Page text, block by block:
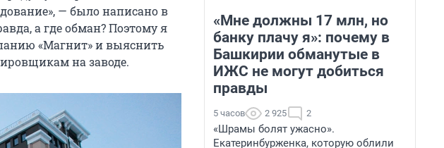
— было написано в
а где обман? Поэтому я
«Магнит» и выяснить
на заводе.
«Мне должны 17 млн, но
банку плачу я»: почему в
Башкирии обманутые в
ИЖС не могут добиться
правды
5 часов 2 925 2
«Шрамы болят ужасно».
Екатеринбурженка, которую облили